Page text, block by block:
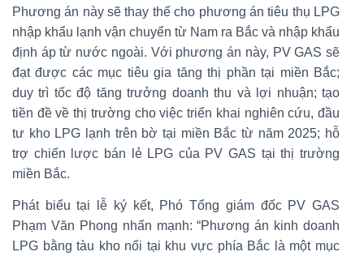
Phương án này sẽ thay thế cho phương án tiêu thụ LPG
nhập khẩu lạnh vận chuyển từ Nam ra Bắc và nhập khẩu
định áp từ nước ngoài. Với phương án này, PV GAS sẽ
đạt được các mục tiêu gia tăng thị phần tại miền Bắc;
duy trì tốc độ tăng trưởng doanh thu và lợi nhuận; tạo
tiền đề về thị trường cho việc triển khai nghiên cứu, đầu
tư kho LPG lạnh trên bờ tại miền Bắc từ năm 2025; hỗ
trợ chiến lược bán lẻ LPG của PV GAS tại thị trường
miền Bắc.
Phát biểu tại lễ ký kết, Phó Tổng giám đốc PV GAS
Phạm Văn Phong nhấn mạnh: “Phương án kinh doanh
LPG bằng tàu kho nổi tại khu vực phía Bắc là một mục